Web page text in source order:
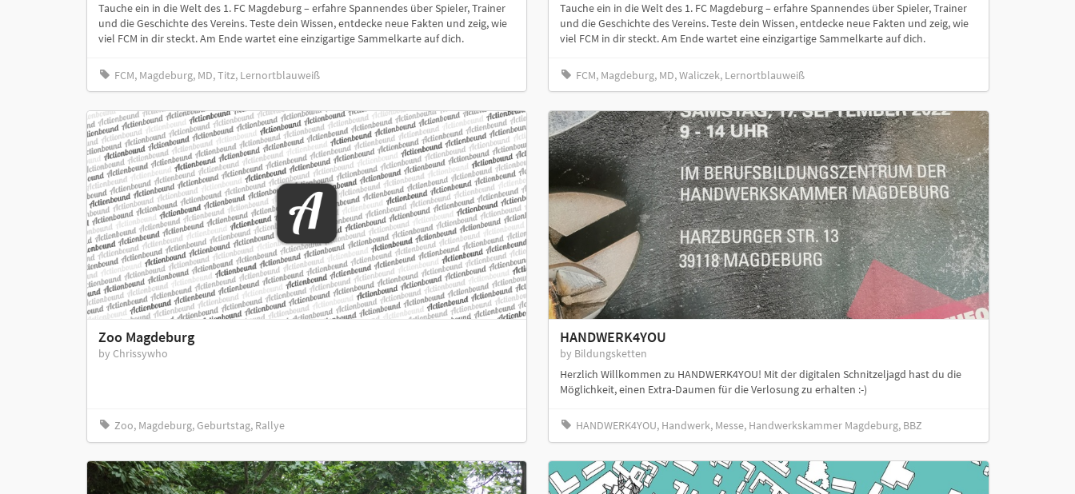
Tauche ein in die Welt des 1. FC Magdeburg – erfahre Spannendes über Spieler, Trainer
und die Geschichte des Vereins. Teste dein Wissen, entdecke neue Fakten und zeig, wie
viel FCM in dir steckt. Am Ende wartet eine einzigartige Sammelkarte auf dich.
FCM, Magdeburg, MD, Titz, Lernortblauweiß
Tauche ein in die Welt des 1. FC Magdeburg – erfahre Spannendes über Spieler, Trainer
und die Geschichte des Vereins. Teste dein Wissen, entdecke neue Fakten und zeig, wie
viel FCM in dir steckt. Am Ende wartet eine einzigartige Sammelkarte auf dich.
FCM, Magdeburg, MD, Waliczek, Lernortblauweiß
Zoo Magdeburg
by Chrissywho
Zoo, Magdeburg, Geburtstag, Rallye
HANDWERK4YOU
by Bildungsketten
Herzlich Willkommen zu HANDWERK4YOU! Mit der digitalen Schnitzeljagd hast du die
Möglichkeit, einen Extra-Daumen für die Verlosung zu erhalten :-)
HANDWERK4YOU, Handwerk, Messe, Handwerkskammer Magdeburg, BBZ